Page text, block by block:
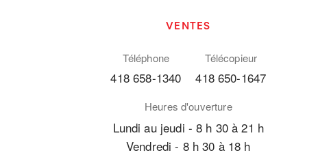
VENTES
Téléphone
418 658-1340
Télécopieur
418 650-1647
Heures d'ouverture
Lundi au jeudi - 8 h 30 à 21 h
Vendredi - 8 h 30 à 18 h